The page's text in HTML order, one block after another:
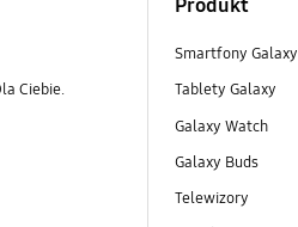
Ciebie.
Smartfony Galaxy
Tablety Galaxy
Galaxy Watch
Galaxy Buds
Telewizory